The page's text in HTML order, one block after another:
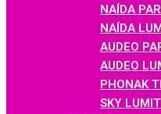
NAÍDA
NAÍDA
AUDEO
AUDEO
PHONAK
SKY